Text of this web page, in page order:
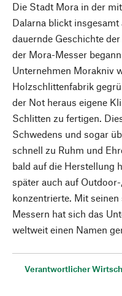
Die Stadt Mora in der
Dalarna blickt
dauernde Geschichte
der Mora-Messer
Unternehmen Morakniv
Holzschlittenfabrik
der Not heraus eigene
Schlitten zu fertigen.
Schwedens und sogar
schnell zu Ruhm und
bald auf die Herstellung
später auch auf
konzentrierte. Mit
Messern hat sich das
weltweit einen Namen
Verantwortlicher